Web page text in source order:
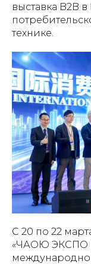
выставка B2B
технике.
С 20 по 22
«ЧАОЮ ЭКСПО